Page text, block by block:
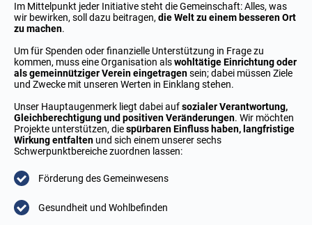
Im Mittelpunkt jeder Initiative steht die Gemeinschaft: Alles, was
wir bewirken, soll dazu beitragen, die Welt zu einem besseren Ort
zu machen.
Um für Spenden oder finanzielle Unterstützung in Frage zu
kommen, muss eine Organisation alswohltätige Einrichtung oder
als gemeinnütziger Verein eingetragensein; dabei müssen Ziele
und Zwecke mit unseren Werten in Einklang stehen.
Unser Hauptaugenmerk liegt dabei aufsozialer Verantwortung,
Gleichberechtigung und positiven Veränderungen. Wir möchten
Projekte unterstützen, diespürbaren Einfluss haben, langfristige
Wirkung entfalten und sich einem unserer sechs
Schwerpunktbereiche zuordnen lassen:
Förderung des Gemeinwesens
Gesundheit und Wohlbefinden